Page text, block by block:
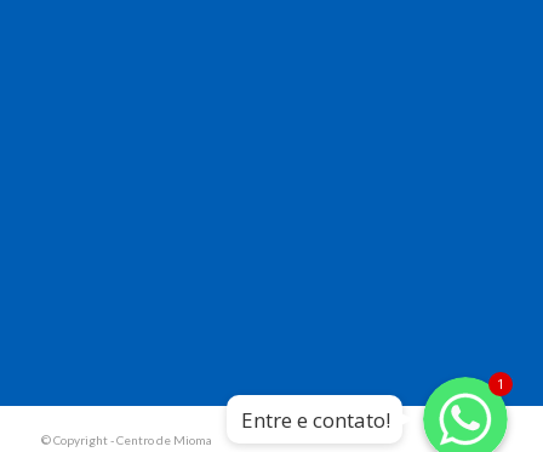
© Copyright - Centro de Mioma
Whatsapp
Whatsapp
Whatsapp
1
Entre e contato!